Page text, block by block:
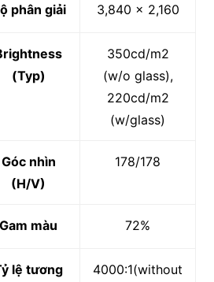
phân giải 3,840 x 2,160
(Typ)
350cd/m2
(w/o glass),
220cd/m2
(w/glass)
Góc nhìn
(H/V)
178/178
Gam màu 72%
lệ tương
4000:1(without